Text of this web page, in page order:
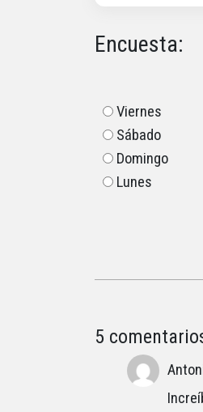
Encuesta:
Viernes
Sábado
Domingo
Lunes
5